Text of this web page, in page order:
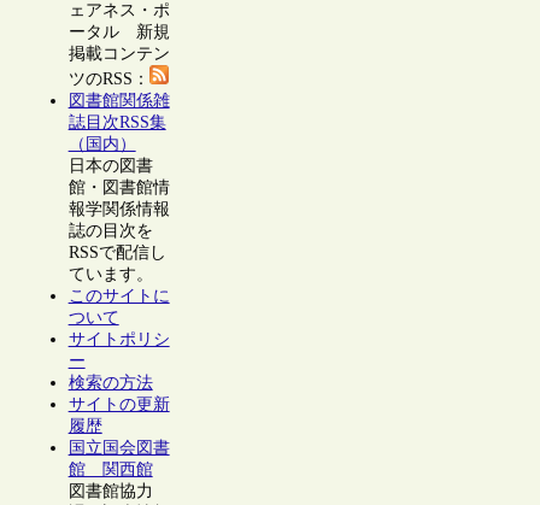
ェアネス・ポ
ータル 新規
掲載コンテン
ツのRSS：
図書館関係雑
誌目次RSS集
（国内）
日本の図書
館・図書館情
報学関係情報
誌の目次を
RSSで配信し
ています。
このサイトに
ついて
サイトポリシ
ー
検索の方法
サイトの更新
履歴
国立国会図書
館 関西館
図書館協力